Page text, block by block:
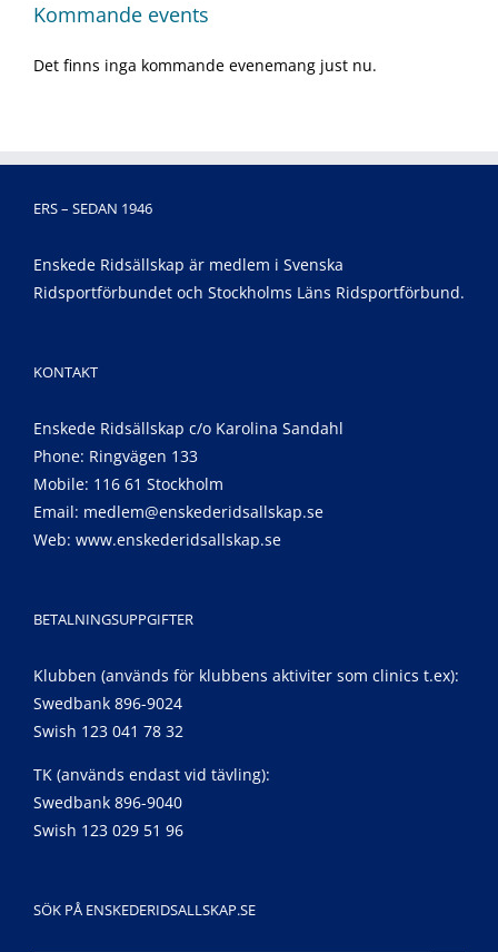
Kommande events
Det finns inga kommande evenemang just nu.
ERS – SEDAN 1946
Enskede Ridsällskap är medlem i Svenska
Ridsportförbundet och Stockholms Läns Ridsportförbund.
KONTAKT
Enskede Ridsällskap c/o Karolina Sandahl
Phone: Ringvägen 133
Mobile: 116 61 Stockholm
Email: medlem@enskederidsallskap.se
Web: www.enskederidsallskap.se
BETALNINGSUPPGIFTER
Klubben (används för klubbens aktiviter som clinics t.ex):
Swedbank 896-9024
Swish 123 041 78 32
TK (används endast vid tävling):
Swedbank 896-9040
Swish 123 029 51 96
SÖK PÅ ENSKEDERIDSALLSKAP.SE